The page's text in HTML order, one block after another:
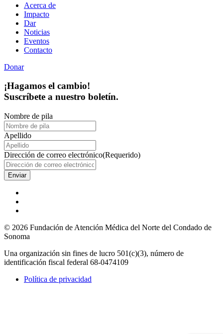
Acerca de
Impacto
Dar
Noticias
Eventos
Contacto
Donar
¡Hagamos el cambio!
Suscríbete a nuestro boletín.
Nombre de pila
Apellido
Dirección de correo electrónico(Requerido)
© 2026 Fundación de Atención Médica del Norte del Condado de
Sonoma
Una organización sin fines de lucro 501(c)(3), número de
identificación fiscal federal 68-0474109
Política de privacidad